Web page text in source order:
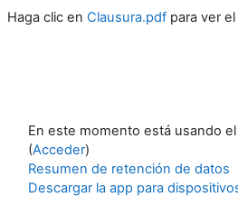
Haga clic en Clausura.pdf para ver
En este momento está usando
(Acceder)
Resumen de retención de datos
Descargar la app para